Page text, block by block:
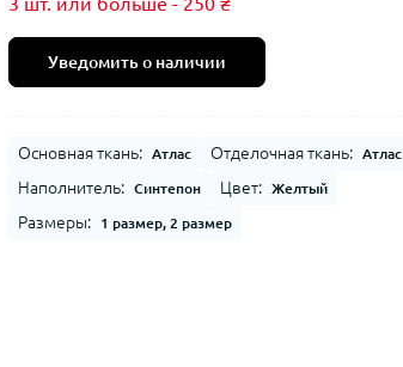
Уведомить о наличии
Основная ткань: Атлас Отделочная ткань: Атлас
Наполнитель: Синтепон Цвет: Желтый
Размеры: 1 размер, 2 размер